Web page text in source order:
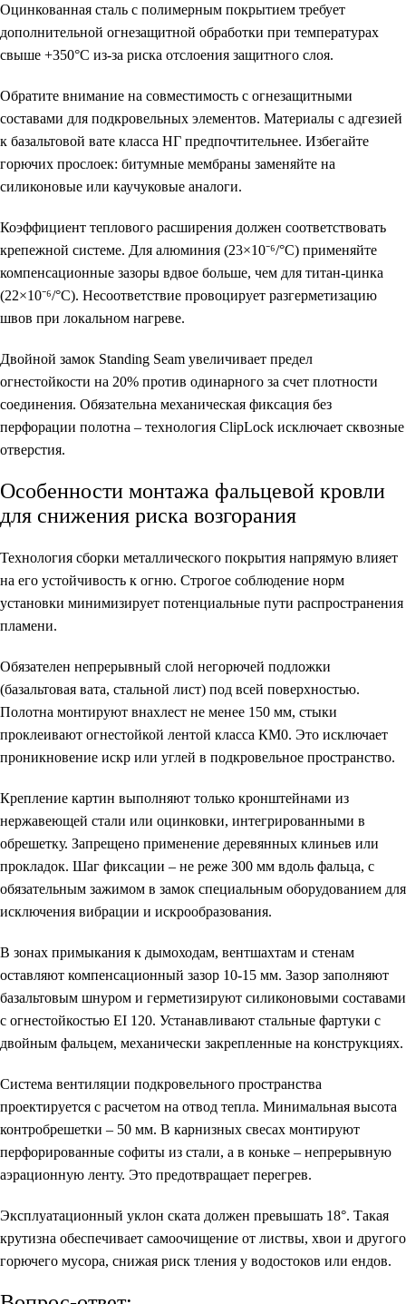
Оцинкованная сталь с полимерным покрытием требует
дополнительной огнезащитной обработки при температурах
свыше +350°C из-за риска отслоения защитного слоя.
Обратите внимание на совместимость с огнезащитными
составами для подкровельных элементов. Материалы с адгезией
к базальтовой вате класса НГ предпочтительнее. Избегайте
горючих прослоек: битумные мембраны заменяйте на
силиконовые или каучуковые аналоги.
Коэффициент теплового расширения должен соответствовать
крепежной системе. Для алюминия (23×10⁻⁶/°C) применяйте
компенсационные зазоры вдвое больше, чем для титан-цинка
(22×10⁻⁶/°C). Несоответствие провоцирует разгерметизацию
швов при локальном нагреве.
Двойной замок Standing Seam увеличивает предел
огнестойкости на 20% против одинарного за счет плотности
соединения. Обязательна механическая фиксация без
перфорации полотна – технология ClipLock исключает сквозные
отверстия.
Особенности монтажа фальцевой кровли
для снижения риска возгорания
Технология сборки металлического покрытия напрямую влияет
на его устойчивость к огню. Строгое соблюдение норм
установки минимизирует потенциальные пути распространения
пламени.
Обязателен непрерывный слой негорючей подложки
(базальтовая вата, стальной лист) под всей поверхностью.
Полотна монтируют внахлест не менее 150 мм, стыки
проклеивают огнестойкой лентой класса КМ0. Это исключает
проникновение искр или углей в подкровельное пространство.
Крепление картин выполняют только кронштейнами из
нержавеющей стали или оцинковки, интегрированными в
обрешетку. Запрещено применение деревянных клиньев или
прокладок. Шаг фиксации – не реже 300 мм вдоль фальца, с
обязательным зажимом в замок специальным оборудованием для
исключения вибрации и искрообразования.
В зонах примыкания к дымоходам, вентшахтам и стенам
оставляют компенсационный зазор 10-15 мм. Зазор заполняют
базальтовым шнуром и герметизируют силиконовыми составами
с огнестойкостью EI 120. Устанавливают стальные фартуки с
двойным фальцем, механически закрепленные на конструкциях.
Система вентиляции подкровельного пространства
проектируется с расчетом на отвод тепла. Минимальная высота
контробрешетки – 50 мм. В карнизных свесах монтируют
перфорированные софиты из стали, а в коньке – непрерывную
аэрационную ленту. Это предотвращает перегрев.
Эксплуатационный уклон ската должен превышать 18°. Такая
крутизна обеспечивает самоочищение от листвы, хвои и другого
горючего мусора, снижая риск тления у водостоков или ендов.